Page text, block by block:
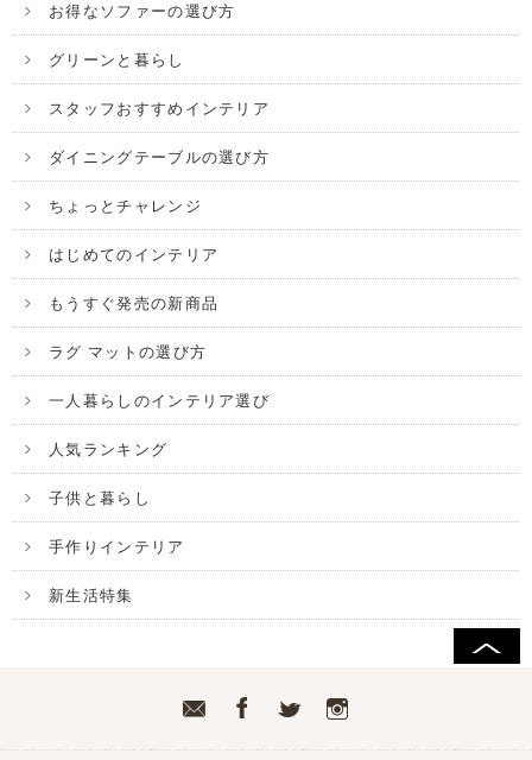
お得なソファーの選び方
グリーンと暮らし
スタッフおすすめインテリア
ダイニングテーブルの選び方
ちょっとチャレンジ
はじめてのインテリア
もうすぐ発売の新商品
ラグ マットの選び方
一人暮らしのインテリア選び
人気ランキング
子供と暮らし
手作りインテリア
新生活特集